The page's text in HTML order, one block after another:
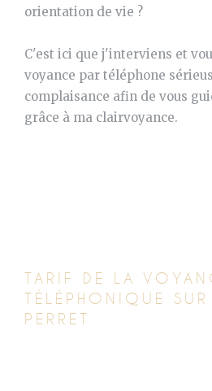
orientation de vie ?
C'est ici que j'interviens et
voyance par téléphone
complaisance afin de vous
grâce à ma clairvoyance.
TARIF DE LA
TÉLÉPHONIQUE
PERRET